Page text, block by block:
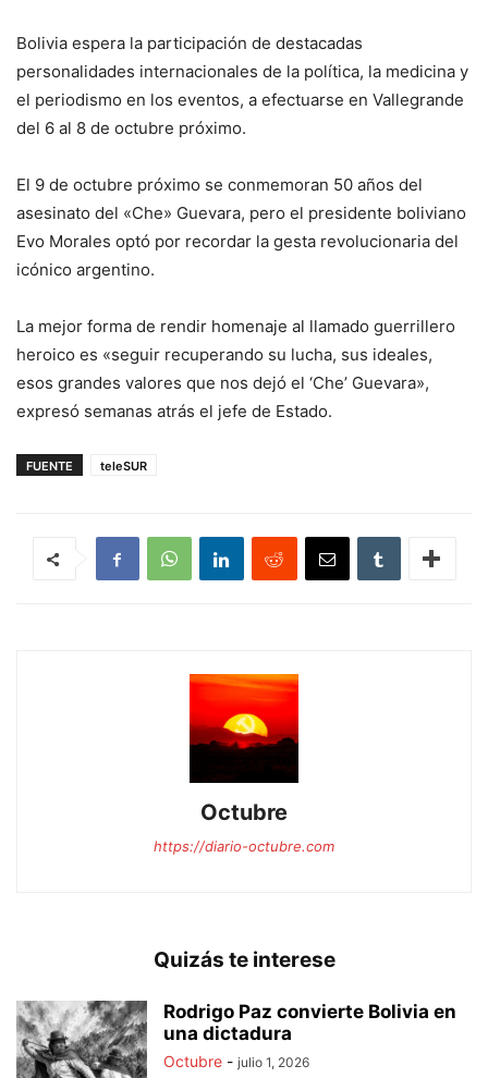
Bolivia espera la participación de destacadas
personalidades internacionales de la política, la medicina y
el periodismo en los eventos, a efectuarse en Vallegrande
del 6 al 8 de octubre próximo.
El 9 de octubre próximo se conmemoran 50 años del
asesinato del «Che» Guevara, pero el presidente boliviano
Evo Morales optó por recordar la gesta revolucionaria del
icónico argentino.
La mejor forma de rendir homenaje al llamado guerrillero
heroico es «seguir recuperando su lucha, sus ideales,
esos grandes valores que nos dejó el ‘Che’ Guevara»,
expresó semanas atrás el jefe de Estado.
FUENTE teleSUR
Octubre
https://diario-octubre.com
Quizás te interese
Rodrigo Paz convierte Bolivia en
una dictadura
Octubre - julio 1, 2026